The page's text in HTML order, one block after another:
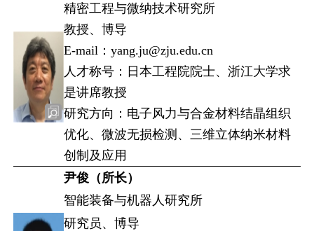
精密工程与微纳技术研究所
教授、博导
E-mail：yang.ju@zju.edu.cn
人才称号：日本工程院院士、浙江大学求
是讲席教授
研究方向：电子风力与合金材料结晶组织
优化、微波无损检测、三维立体纳米材料
创制及应用
尹俊（所长）
智能装备与机器人研究所
研究员、博导